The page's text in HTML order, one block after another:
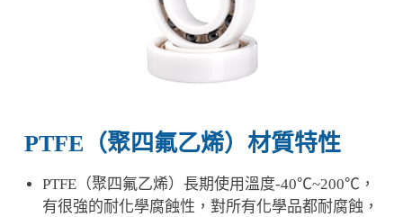
PTFE（聚四氟乙烯）材質特性
PTFE（聚四氟乙烯）長期使用溫度-40℃~200℃，
有很強的耐化學腐蝕性，對所有化學品都耐腐蝕，